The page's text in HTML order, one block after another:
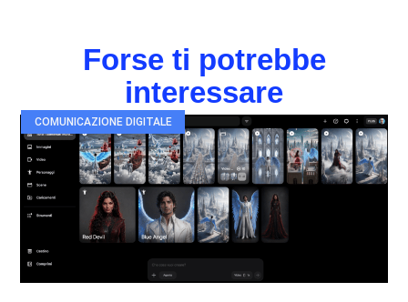
Forse ti potrebbe
interessare
COMUNICAZIONE DIGITALE